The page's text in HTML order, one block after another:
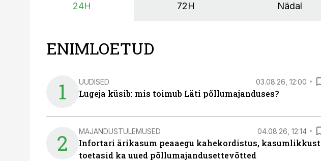
24H 72H Nädal
ENIMLOETUD
1 UUDISED 03.08.26, 12:00
Lugeja küsib: mis toimub Läti põllumajanduses?
2 MAJANDUSTULEMUSED 04.08.26, 12:14
Infortari ärikasum peaaegu kahekordistus, kasumlikkust
toetasid ka uued põllumajandusettevõtted